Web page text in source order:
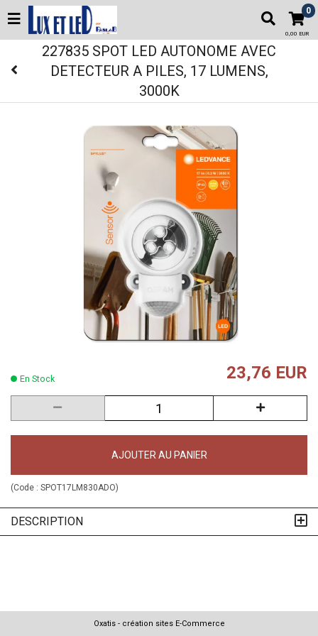
0
0,00 EUR
227835 SPOT LED AUTONOME AVEC
DETECTEUR A PILES, 17 LUMENS,
3000K
En Stock 23,76 EUR
AJOUTER AU PANIER
(Code : SPOT17LM830ADO)
DESCRIPTION
Oxatis - création sites E-Commerce